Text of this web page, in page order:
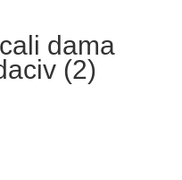
dama
(2)